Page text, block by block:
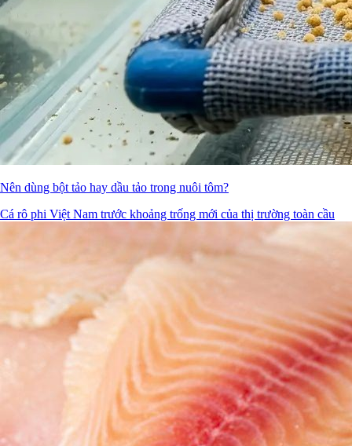
Nên dùng bột tảo hay dầu tảo trong nuôi tôm?
Cá rô phi Việt Nam trước khoảng trống mới của thị trường toàn cầu